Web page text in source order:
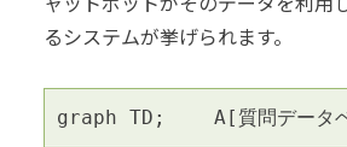
るシステムが挙げられます。
graph TD;    A[質問デー